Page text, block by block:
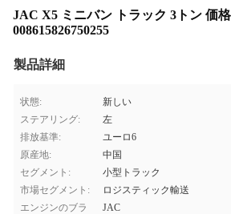
JAC X5 ミニバン トラック 3トン 価
008615826750255
製品詳細
状態:
新しい
ステアリング:
左
排放基準:
ユーロ6
原産地:
中国
セグメント:
小型トラック
市場セグメント:
ロジスティック輸送
エンジンのブラ
JAC